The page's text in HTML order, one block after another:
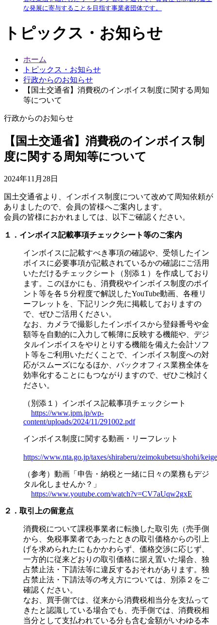
な発展に寄与することを目指す事業者団体です。
トピックス・お知らせ
ホーム
トピックス・お知らせ
行政からのお知らせ
【国土交通省】消費税のインボイス制度に関する周知
等について
行政からのお知らせ
【国土交通省】消費税のインボイス制
度に関する周知等について
2024年11月28日
国土交通省より、インボイス制度について改めて周知依頼が
ありましたので、会員の皆様へご案内します。
会員の皆様におかれましては、以下ご確認ください。
１．インボイス記載事項チェックシート等のご案内
インボイスに記載すべき事項の確認や、受領したイン
ボイスに必要事項が記載されているかの確認にご活用
いただけるチェックシート（別添１）を作成しており
ます。このほかにも、消費税やインボイス制度のポイ
ント等を各５分程度で解説したYouTube動画、各種リ
ーフレットを、下記リンク先に掲載しておりますの
で、ぜひご活用ください。
なお、カメラで撮影したインボイスから登録番号や金
額等を自動的に入力して帳簿に反映する機能や、デジ
タルインボイスをやりとりする機能を備えた会計ソフ
ト等をご利用いただくことで、インボイス制度への対
応がスムーズになるほか、バックオフィス業務全体を
効率化することにもつながりますので、ぜひご検討く
ださい。
（別添１）インボイス記載事項チェックシート
https://www.jpm.jp/wp-
content/uploads/2024/11/291002.pdf
インボイス制度に関する動画・リーフレット
https://www.nta.go.jp/taxes/shiraberu/zeimokubetsu/shohi/
（参考）動画「申告・納税と一緒に日々の業務もデジ
タル化しませんか？」
https://www.youtube.com/watch?v=CV7aUqw2gxE
２．取引上の留意点
消費税について課税事業者に転換した取引先（売手側
から、免税事業者であったときの取引価格からの引上
げを求められたにもかかわらず、価格交渉に応じず、
一方的に従来どおりの取引価格に据え置いた場合、独
占禁止法・下請法等に違反するおそれがあります。独
占禁止法・下請法等の考え方については、別添２をご
確認ください。
なお、買手側では、従来から消費税相当分を支払って
きたと認識している場合でも、売手側では、消費税相
当分として支払われている分も含む金額がいわゆる本